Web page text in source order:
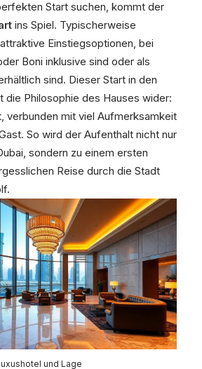
Start suchen, kommt der
ins Spiel. Typischerweise
Einstiegsoptionen, bei
Boni inklusive sind oder als
sind. Dieser Start in den
die Philosophie des Hauses wider:
verbunden mit viel Aufmerksamkeit
So wird der Aufenthalt nicht nur
sondern zu einem ersten
Reise durch die Stadt
und Lage